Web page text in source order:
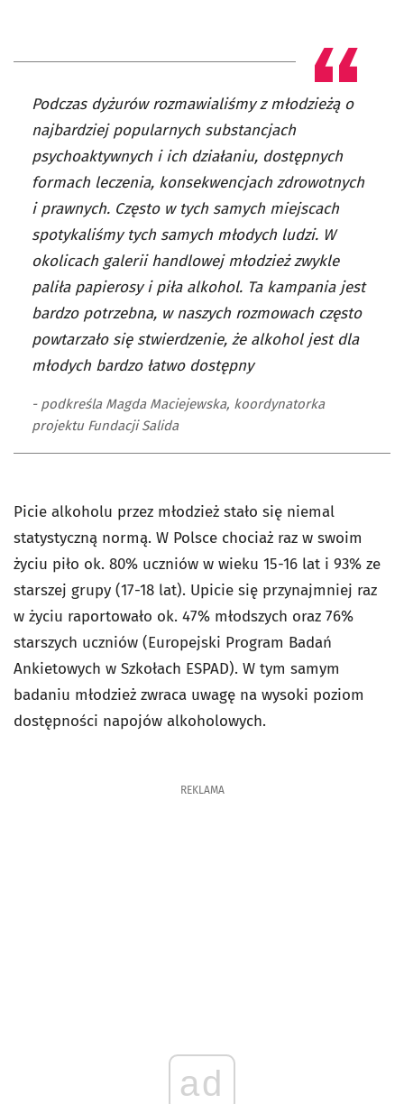
Podczas dyżurów rozmawialiśmy z młodzieżą o
najbardziej popularnych substancjach
psychoaktywnych i ich działaniu, dostępnych
formach leczenia, konsekwencjach zdrowotnych
i prawnych. Często w tych samych miejscach
spotykaliśmy tych samych młodych ludzi. W
okolicach galerii handlowej młodzież zwykle
paliła papierosy i piła alkohol. Ta kampania jest
bardzo potrzebna, w naszych rozmowach często
powtarzało się stwierdzenie, że alkohol jest dla
młodych bardzo łatwo dostępny
- podkreśla Magda Maciejewska, koordynatorka
projektu Fundacji Salida
Picie alkoholu przez młodzież stało się niemal
statystyczną normą. W Polsce chociaż raz w swoim
życiu piło ok. 80% uczniów w wieku 15-16 lat i 93% ze
starszej grupy (17-18 lat). Upicie się przynajmniej raz
w życiu raportowało ok. 47% młodszych oraz 76%
starszych uczniów (Europejski Program Badań
Ankietowych w Szkołach ESPAD). W tym samym
badaniu młodzież zwraca uwagę na wysoki poziom
dostępności napojów alkoholowych.
REKLAMA
ad